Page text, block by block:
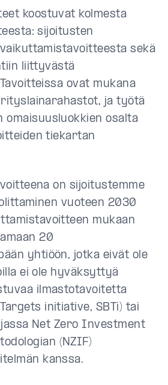
koostuvat kolmesta
sijoitusten
sekä
liittyvästä
ovat mukana
ja työtä
omaisuusluokkien osalta
tiekartan
on sijoitustemme
vuoteen 2030
mukaan
20
yhtiöön, jotka eivät ole
ei ole hyväksyttyä
ilmastotavoitetta
initiative, SBTi) tai
Net Zero Investment
(NZIF)
kanssa.